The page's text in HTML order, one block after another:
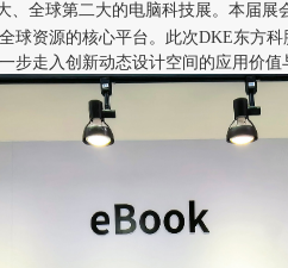
、全球第二大的电脑科技展。本届
球资源的核心平台。此次DKE东方
走入创新动态设计空间的应用价值